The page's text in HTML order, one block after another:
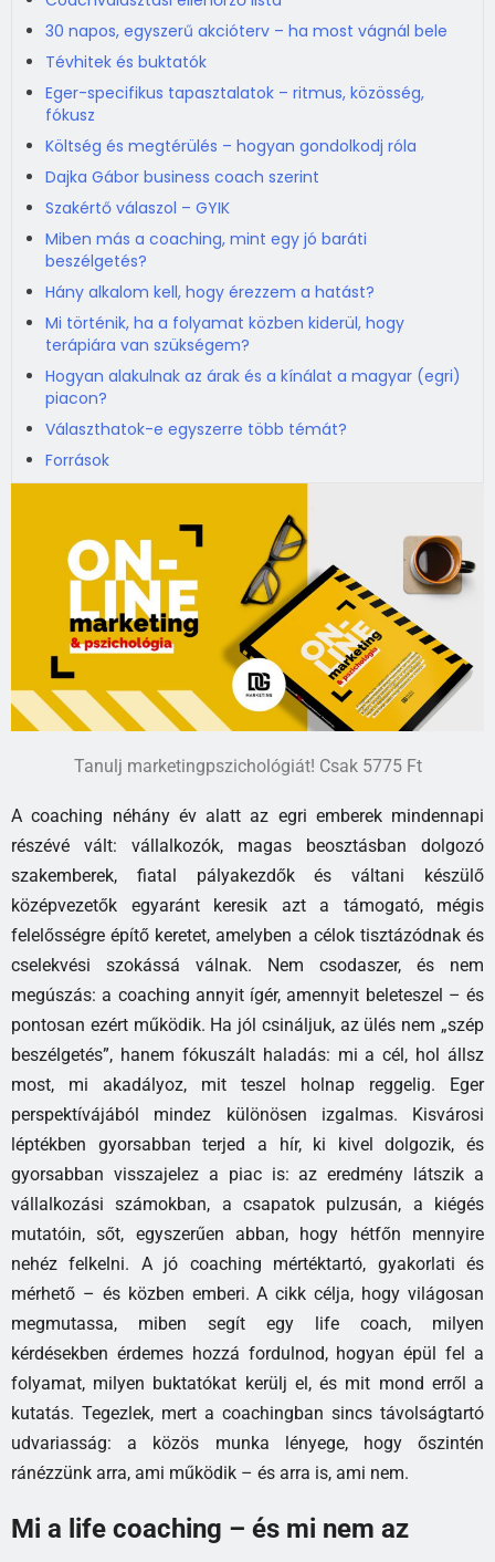
30 napos, egyszerű akcióterv – ha most vágnál bele
Tévhitek és buktatók
Eger-specifikus tapasztalatok – ritmus, közösség,
fókusz
Költség és megtérülés – hogyan gondolkodj róla
Dajka Gábor business coach szerint
Szakértő válaszol – GYIK
Miben más a coaching, mint egy jó baráti
beszélgetés?
Hány alkalom kell, hogy érezzem a hatást?
Mi történik, ha a folyamat közben kiderül, hogy
terápiára van szükségem?
Hogyan alakulnak az árak és a kínálat a magyar (egri)
piacon?
Választhatok-e egyszerre több témát?
Források
Tanulj marketingpszichológiát! Csak 5775 Ft
A coaching néhány év alatt az egri emberek mindennapi
részévé vált: vállalkozók, magas beosztásban dolgozó
szakemberek, fiatal pályakezdők és váltani készülő
középvezetők egyaránt keresik azt a támogató, mégis
felelősségre építő keretet, amelyben a célok tisztázódnak és
cselekvési szokássá válnak. Nem csodaszer, és nem
megúszás: a coaching annyit ígér, amennyit beleteszel – és
pontosan ezért működik. Ha jól csináljuk, az ülés nem „szép
beszélgetés”, hanem fókuszált haladás: mi a cél, hol állsz
most, mi akadályoz, mit teszel holnap reggelig. Eger
perspektívájából mindez különösen izgalmas. Kisvárosi
léptékben gyorsabban terjed a hír, ki kivel dolgozik, és
gyorsabban visszajelez a piac is: az eredmény látszik a
vállalkozási számokban, a csapatok pulzusán, a kiégés
mutatóin, sőt, egyszerűen abban, hogy hétfőn mennyire
nehéz felkelni. A jó coaching mértéktartó, gyakorlati és
mérhető – és közben emberi. A cikk célja, hogy világosan
megmutassa, miben segít egy life coach, milyen
kérdésekben érdemes hozzá fordulnod, hogyan épül fel a
folyamat, milyen buktatókat kerülj el, és mit mond erről a
kutatás. Tegezlek, mert a coachingban sincs távolságtartó
udvariasság: a közös munka lényege, hogy őszintén
ránézzünk arra, ami működik – és arra is, ami nem.
Mi a life coaching – és mi nem az